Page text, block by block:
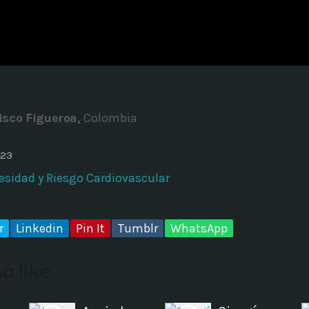
Time
Figueroa, Colombia
y Riesgo Cardiovascular
Linkedin Pin It Tumblr WhatsApp